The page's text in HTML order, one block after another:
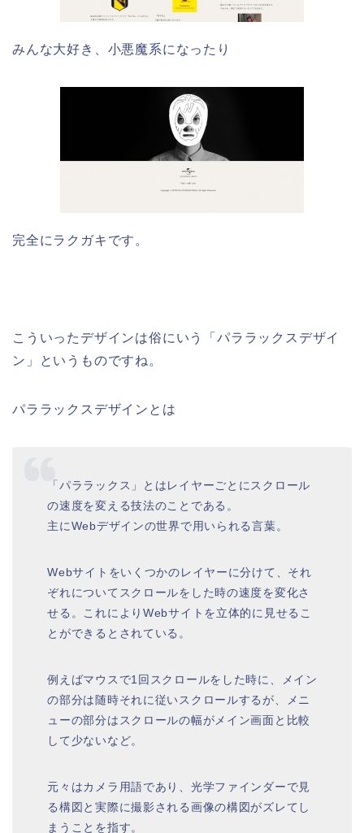
みんな大好き、小悪魔系になったり
完全にラクガキです。
こういったデザインは俗にいう「パララックスデザイ
ン」というものですね。
パララックスデザインとは
「パララックス」とはレイヤーごとにスクロール
の速度を変える技法のことである。
主にWebデザインの世界で用いられる言葉。
Webサイトをいくつかのレイヤーに分けて、それ
ぞれについてスクロールをした時の速度を変化さ
せる。これによりWebサイトを立体的に見せるこ
とができるとされている。
例えばマウスで1回スクロールをした時に、メイン
の部分は随時それに従いスクロールするが、メニ
ューの部分はスクロールの幅がメイン画面と比較
して少ないなど。
元々はカメラ用語であり、光学ファインダーで見
る構図と実際に撮影される画像の構図がズレてし
まうことを指す。